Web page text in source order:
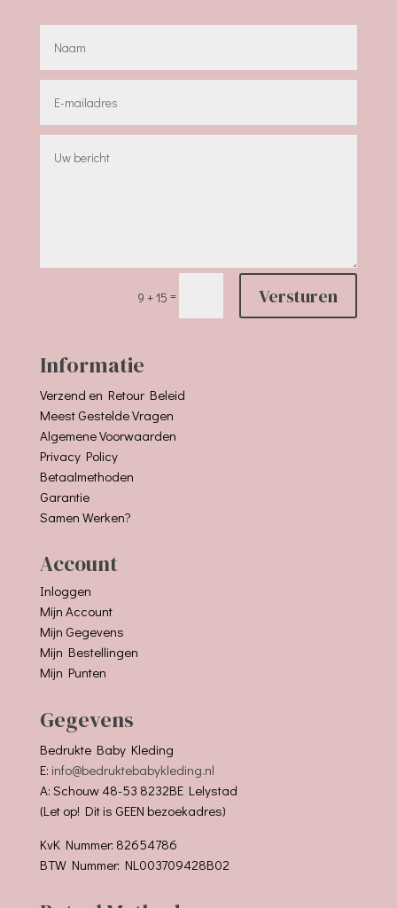
9 + 15 = Versturen
Informatie
Verzend en Retour Beleid
Meest Gestelde Vragen
Algemene Voorwaarden
Privacy Policy
Betaalmethoden
Garantie
Samen Werken?
Account
Inloggen
Mijn Account
Mijn Gegevens
Mijn Bestellingen
Mijn Punten
Gegevens
Bedrukte Baby Kleding
E: info@bedruktebabykleding.nl
A: Schouw 48-53 8232BE Lelystad
(Let op! Dit is GEEN bezoekadres)
KvK Nummer: 82654786
BTW Nummer: NL003709428B02